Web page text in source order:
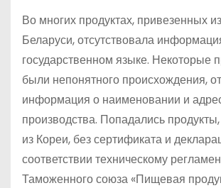
Во многих продуктах, привезенных
Беларуси, отсутствовала
государственном языке. Некоторые
были непонятного происхождения,
информация о наименовании и
производства. Попадались
из Кореи, без сертификата и
соответствии техническому
Таможенного союза «Пищевая